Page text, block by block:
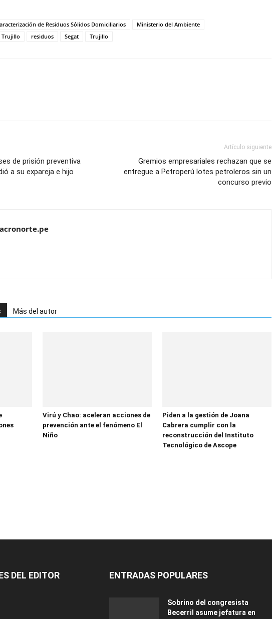
de Residuos Sólidos Domiciliarios
Ministerio del Ambiente
Trujillo
residuos Segat Trujillo
de prisión preventiva
a su expareja e hijo
Artículo siguiente
Gremios empresariales rechazan que se
entregue a Petroperú lotes petroleros sin un
concurso previo
Más del autor
Virú y Chao: aceleran acciones de
prevención ante el fenómeno El
Niño
Piden a la gestión de Joana
Cabrera cumplir con la
reconstrucción del Instituto
Tecnológico de Ascope
DEL EDITOR ENTRADAS POPULARES
Sobrino del congresista
Becerril asume jefatura en